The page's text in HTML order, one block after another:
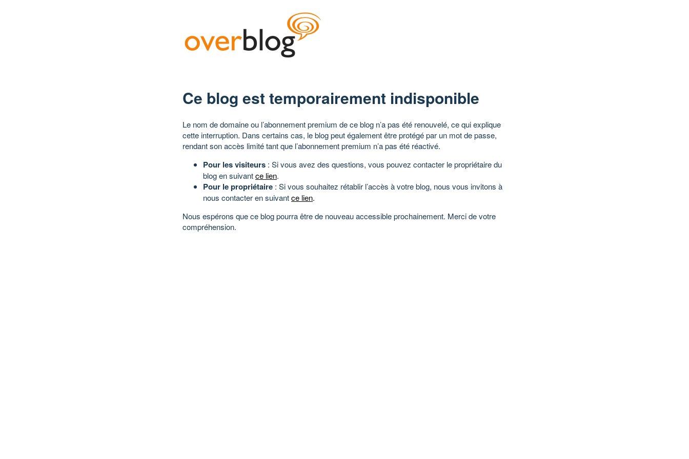
Ce blog est temporairement indisponible
Le nom de domaine ou l’abonnement premium de ce blog n’a pas été renouvelé, ce qui explique
cette interruption. Dans certains cas, le blog peut également être protégé par un mot de passe,
rendant son accès limité tant que l’abonnement premium n’a pas été réactivé.
Pour les visiteurs : Si vous avez des questions, vous pouvez contacter le propriétaire du
blog en suivantce lien.
Pour le propriétaire : Si vous souhaitez rétablir l’accès à votre blog, nous vous invitons à
nous contacter en suivantce lien.
Nous espérons que ce blog pourra être de nouveau accessible prochainement. Merci de votre
compréhension.